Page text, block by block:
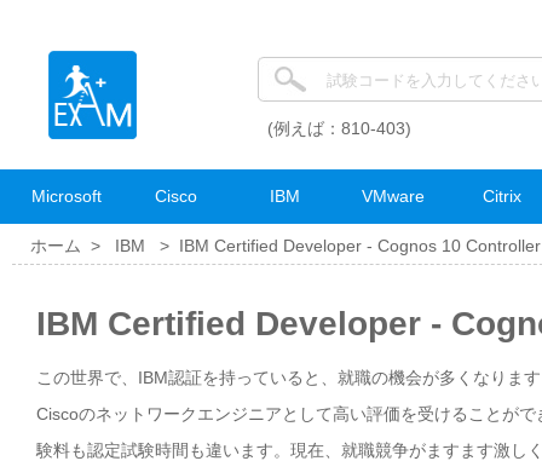
(例えば：810-403)
Microsoft Cisco IBM VMware Citrix
ホーム > IBM > IBM Certified Developer - Cognos 10 Controller
IBM Certified Developer -
この世界で、IBM認証を持っていると、就職の機会が多くなり
Ciscoのネットワークエンジニアとして高い評価を受けることが
験料も認定試験時間も違います。現在、就職競争がますます激